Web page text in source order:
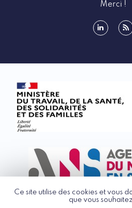
Ce site utilise des cookies et vous
que vous
Merci !